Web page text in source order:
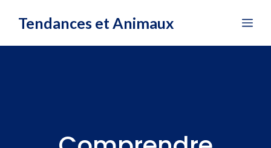
Tendances et Animaux